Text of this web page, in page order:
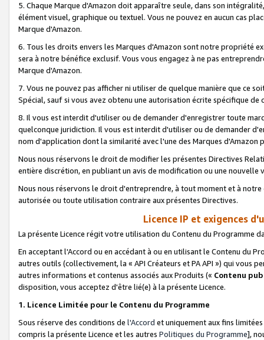
5. Chaque Marque d'Amazon doit apparaître seule, dans son
élément visuel, graphique ou textuel. Vous ne pouvez en aucun cas
Marque d'Amazon.
6. Tous les droits envers les Marques d'Amazon sont notre propriété
sera à notre bénéfice exclusif. Vous vous engagez à ne pas
Marque d'Amazon.
7. Vous ne pouvez pas afficher ni utiliser de quelque manière que ce
Spécial, sauf si vous avez obtenu une autorisation écrite spécifique de
8. Il vous est interdit d'utiliser ou de demander d'enregistrer toute
quelconque juridiction. Il vous est interdit d'utiliser ou de demander
nom d'application dont la similarité avec l'une des Marques
Nous nous réservons le droit de modifier les présentes Directives
entière discrétion, en publiant un avis de modification ou une nouvelle
Nous nous réservons le droit d'entreprendre, à tout moment et à
autorisée ou toute utilisation contraire aux présentes Directives.
Licence IP et exigences
La présente Licence régit votre utilisation du Contenu du Programme
En acceptant l'Accord ou en accédant à ou en utilisant le Contenu du
autres outils (collectivement, la « API Créateurs et PA API ») qui vous
autres informations et contenus associés aux Produits (« Contenu
disposition, vous acceptez d'être lié(e) à la présente Licence.
1. Licence Limitée pour le Contenu du Programme
Sous réserve des conditions de l'Accord et uniquement aux fins
compris la présente Licence et les autres Politiques du Programme],